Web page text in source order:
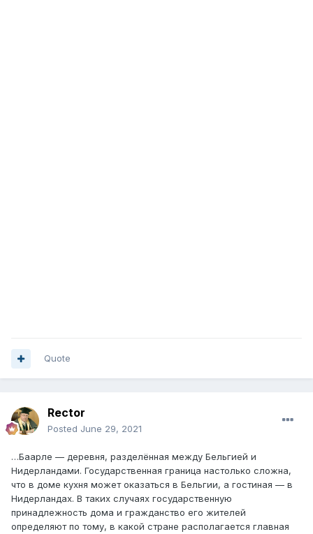
Quote
Rector
Posted June 29, 2021
…Баарле — деревня, разделённая между Бельгией и
Нидерландами. Государственная граница настолько сложна,
что в доме кухня может оказаться в Бельгии, а гостиная — в
Нидерландах. В таких случаях государственную
принадлежность дома и гражданство его жителей
определяют по тому, в какой стране располагается главная